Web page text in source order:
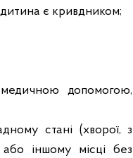
є кривдником;
допомогою,
стані (хворої, з
іншому місці без